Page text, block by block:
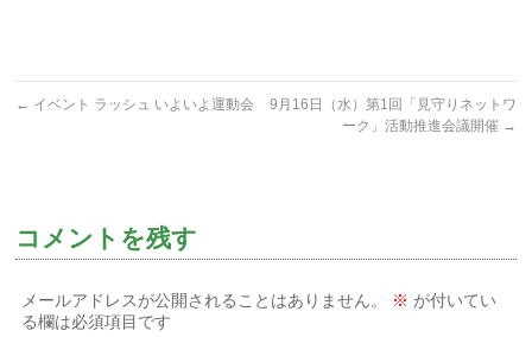
← イベント ラッシュ いよいよ運動会
9月16日（水）第1回「見守りネットワ
ーク」活動推進会議開催 →
コメントを残す
メールアドレスが公開されることはありません。 ※ が付いてい
る欄は必須項目です